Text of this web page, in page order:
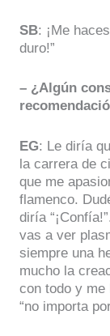
SB: ¡Me
duro!”
– ¿Algún
EG: Le diría
la carrera de
que me
flamenco.
diría
vas a ver
siempre una
mucho la
con todo y me
“no importa